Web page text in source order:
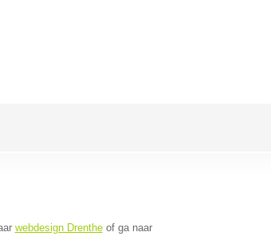
webdesign Drentheof ga naar